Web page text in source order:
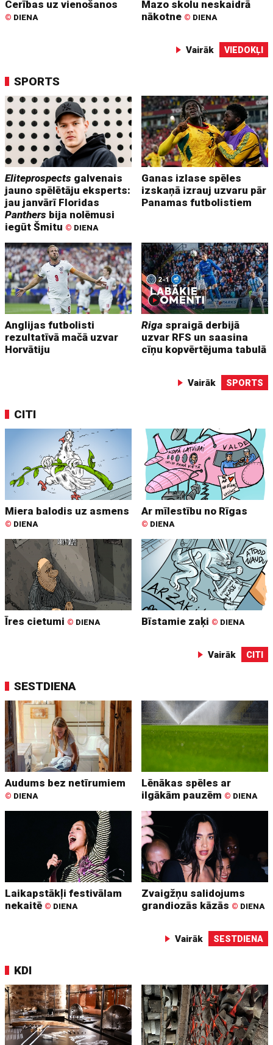
Cerības uz vienošanos
© DIENA
Mazo skolu neskaidrā
nākotne © DIENA
Vairāk VIEDOKĻI
SPORTS
Eliteprospects galvenais
jauno spēlētāju eksperts:
jau janvārī Floridas
Panthers bija nolēmusi
iegūt Šmitu © DIENA
Ganas izlase spēles
izskaņā izrauj uzvaru pār
Panamas futbolistiem
Anglijas futbolisti
rezultatīvā mačā uzvar
Horvātiju
Riga spraigā derbijā
uzvar RFS un saasina
cīņu kopvērtējuma tabulā
Vairāk SPORTS
CITI
Miera balodis uz asmens
© DIENA
Ar mīlestību no Rīgas
© DIENA
Īres cietumi © DIENA Bīstamie zaķi © DIENA
Vairāk CITI
SESTDIENA
Audums bez netīrumiem
© DIENA
Lēnākas spēles ar
ilgākām pauzēm © DIENA
Laikapstākļi festivālam
nekaitē © DIENA
Zvaigžņu salidojums
grandiozās kāzās © DIENA
Vairāk SESTDIENA
KDI